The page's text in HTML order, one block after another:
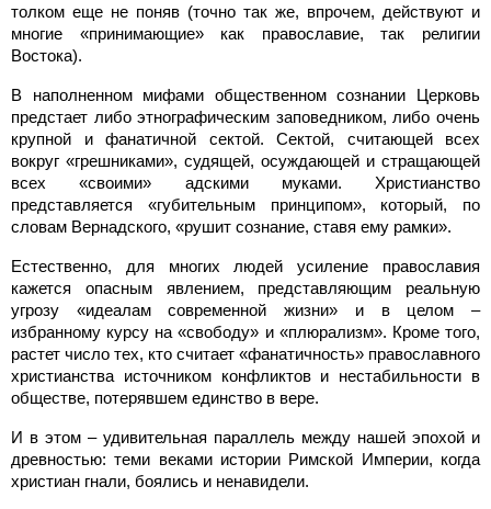
толком еще не поняв (точно так же, впрочем, действуют и
многие «принимающие» как православие, так религии
Востока).
В наполненном мифами общественном сознании Церковь
предстает либо этнографическим заповедником, либо очень
крупной и фанатичной сектой. Сектой, считающей всех
вокруг «грешниками», судящей, осуждающей и стращающей
всех «своими» адскими муками. Христианство
представляется «губительным принципом», который, по
словам Вернадского, «рушит сознание, ставя ему рамки».
Естественно, для многих людей усиление православия
кажется опасным явлением, представляющим реальную
угрозу «идеалам современной жизни» и в целом –
избранному курсу на «свободу» и «плюрализм». Кроме того,
растет число тех, кто считает «фанатичность» православного
христианства источником конфликтов и нестабильности в
обществе, потерявшем единство в вере.
И в этом – удивительная параллель между нашей эпохой и
древностью: теми веками истории Римской Империи, когда
христиан гнали, боялись и ненавидели.